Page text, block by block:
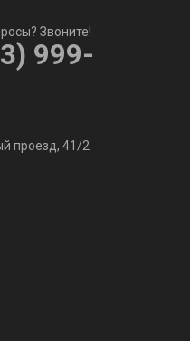
Звоните!
999-
проезд, 41/2